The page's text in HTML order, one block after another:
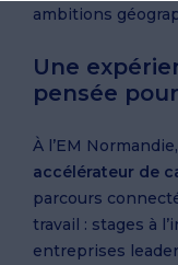
ambitions
Une
pensée
À l’EM
accélérateur de
parcours
travail : stages à
entreprises